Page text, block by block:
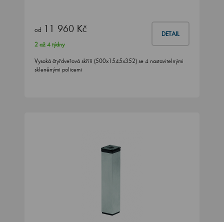
od 11 960 Kč DETAIL
2 až 4 týdny
Vysoká čtyřdveřová skříň (500x1545x352) se 4 nastavitelnými
skleněnými policemi